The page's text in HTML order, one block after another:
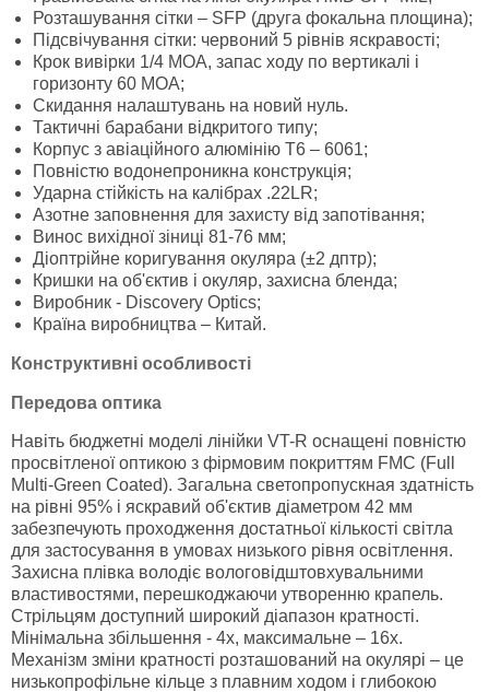
Розташування сітки – SFP (друга фокальна площина);
Підсвічування сітки: червоний 5 рівнів яскравості;
Крок вивірки 1/4 MОА, запас ходу по вертикалі і
горизонту 60 МОА;
Скидання налаштувань на новий нуль.
Тактичні барабани відкритого типу;
Корпус з авіаційного алюмінію Т6 – 6061;
Повністю водонепроникна конструкція;
Ударна стійкість на калібрах .22LR;
Азотне заповнення для захисту від запотівання;
Винос вихідної зіниці 81-76 мм;
Діоптрійне коригування окуляра (±2 дптр);
Кришки на об'єктив і окуляр, захисна бленда;
Виробник - Discovery Optics;
Країна виробництва – Китай.
Конструктивні особливості
Передова оптика
Навіть бюджетні моделі лінійки VT-R оснащені повністю
просвітленої оптикою з фірмовим покриттям FMC (Full
Multi-Green Coated). Загальна светопропускная здатність
на рівні 95% і яскравий об'єктив діаметром 42 мм
забезпечують проходження достатньої кількості світла
для застосування в умовах низького рівня освітлення.
Захисна плівка володіє вологовідштовхувальними
властивостями, перешкоджаючи утворенню крапель.
Стрільцям доступний широкий діапазон кратності.
Мінімальна збільшення - 4х, максимальне – 16х.
Механізм зміни кратності розташований на окулярі – це
низькопрофільне кільце з плавним ходом і глибокою